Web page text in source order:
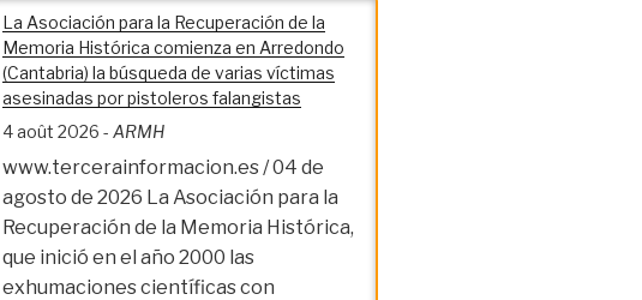
La Asociación para la Recuperación de la
Memoria Histórica comienza en Arredondo
(Cantabria) la búsqueda de varias víctimas
asesinadas por pistoleros falangistas
4 août 2026 - ARMH
www.tercerainformacion.es / 04 de
agosto de 2026 La Asociación para la
Recuperación de la Memoria Histórica,
que inició en el año 2000 las
exhumaciones científicas con